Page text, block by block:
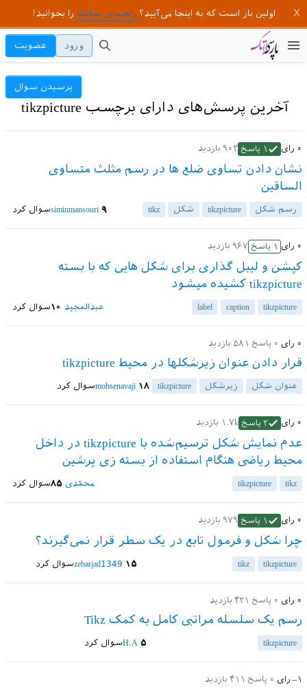
اولین بار است که به اینجا می‌آیید؟ راهنمای سایت را بخوانید!
ورود عضویت
آخرین پرسش‌های دارای برچسب tikzpicture
پرسیدن سوال
۰ رای ۱ پاسخ ۹۰۲ بازدید
نشان دادن تساوی ضلع ها در رسم مثلث متساوی
الساقین
رسم شکل tikzpicture شکل tikz سوال کردsiminmansouri ۹
۰ رای ۱ پاسخ ۹۶۷ بازدید
کپشن و لیبل گذاری برای شکل هایی که با بسته
tikzpicture کشیده میشود
tikzpicture
caption
label سوال کرد عبدالمجید ۱۰
۰ رای ۰ پاسخ ۵۸۱ بازدید
قرار دادن عنوان زیرشکلها در محیط tikzpicture
عنوان شکل زیرشکل tikzpicture سوال کردmohsenavaji ۱۸
۰ رای ۲ پاسخ ۱.۷k بازدید
عدم نمایش شکل ترسیم‌شده با tikzpicture در داخل
محیط ریاضی هنگام استفاده از بسته زی پرشین
tikz
tikzpicture سوال کرد محمّدی ۸۵
۰ رای ۱ پاسخ ۹۷۹ بازدید
چرا شکل و فرمول تابع در یک سطر قرار نمی‌گیرند؟
tikzpicture
tikz سوال کردzebarjad1349 ۱۵
۰ رای ۰ پاسخ ۴۲۱ بازدید
رسم یک سلسله مراتبی کامل به کمک Tikz
tikzpicture سوال کردH.A ۵
–۱ رای ۰ پاسخ ۴۱۱ بازدید